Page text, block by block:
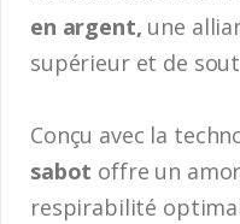
en argent, une
supérieur et de
Conçu avec la
sabot offre un
respirabilité